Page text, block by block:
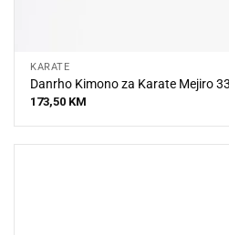
KARATE
Danrho Kimono za Karate Mejiro
173,50 KM